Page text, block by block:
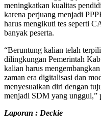
meningkatkan kualitas
karena perjuang menjadi
harus mengikuti tes seperti
banyak peserta.
“Beruntung kalian telah
dilingkungan Pemerintah
kalian harus
zaman era digitalisasi dan
menyesuaikan diri dengan
menjadi SDM yang unggul,”
Laporan : Deckie